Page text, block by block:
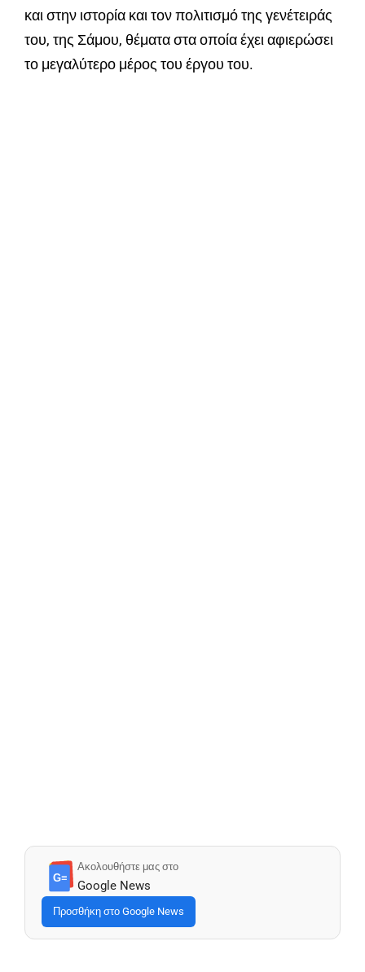
και στην ιστορία και τον πολιτισμό της γενέτειράς
του, της Σάμου, θέματα στα οποία έχει αφιερώσει
το μεγαλύτερο μέρος του έργου του.
G≡
Ακολουθήστε μας στο
Google News
Προσθήκη στο Google News